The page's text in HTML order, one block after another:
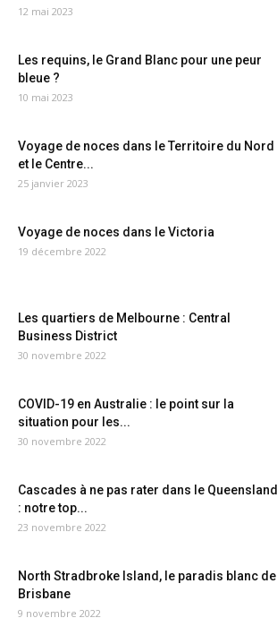
12 mai 2023
Les requins, le Grand Blanc pour une peur
bleue ?
10 mai 2023
Voyage de noces dans le Territoire du Nord
et le Centre...
25 janvier 2023
Voyage de noces dans le Victoria
19 décembre 2022
Les quartiers de Melbourne : Central
Business District
30 novembre 2022
COVID-19 en Australie : le point sur la
situation pour les...
30 novembre 2022
Cascades à ne pas rater dans le Queensland
: notre top...
23 novembre 2022
North Stradbroke Island, le paradis blanc de
Brisbane
9 novembre 2022